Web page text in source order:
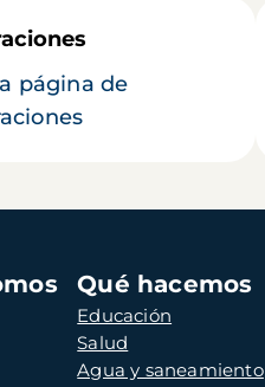
página de
Qué hacemos
Educación
Salud
Agua y saneamiento